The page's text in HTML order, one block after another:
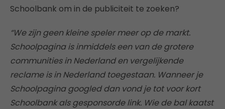
Schoolbank om in de publiciteit te zoeken?
“We zijn geen kleine speler meer op de markt.
Schoolpagina is inmiddels een van de grotere
communities in Nederland en vergelijkende
reclame is in Nederland toegestaan. Wanneer je
Schoolpagina googled dan vond je tot voor kort
Schoolbank als gesponsorde link. Wie de bal kaatst